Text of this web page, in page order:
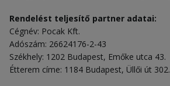
Rendelést teljesítő partner adatai:
Cégnév: Pocak Kft.
Adószám: 26624176-2-43
Székhely: 1202 Budapest, Emőke utca 43.
Étterem címe: 1184 Budapest, Üllői út 302.